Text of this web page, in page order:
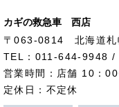
カギの救急車 西店
〒063-0814 北海道札
TEL：011-644-9948 /
営業時間：店舗 10：
定休日：不定休